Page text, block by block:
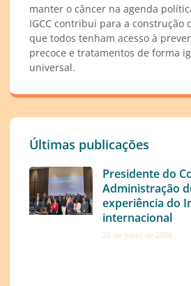
manter o câncer na agenda
IGCC contribui para a construção
que todos tenham acesso à
precoce e tratamentos de forma
universal.
Últimas publicações
Presidente do
Administração
experiência do
internacional
22 de maio de 2026